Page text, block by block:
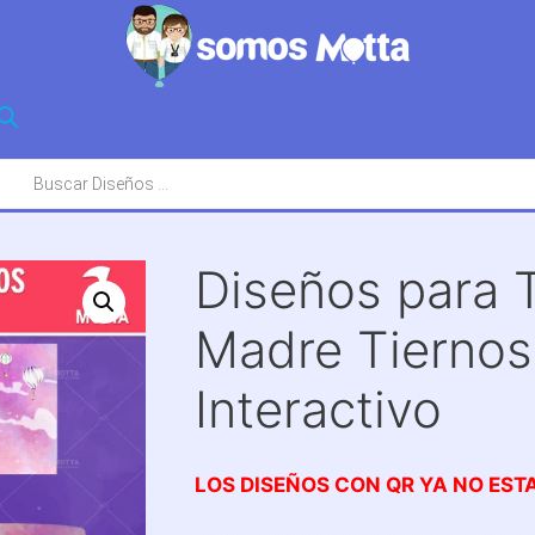
Diseños para
Madre
Interactivo
LOS DISEÑOS CON QR YA NO